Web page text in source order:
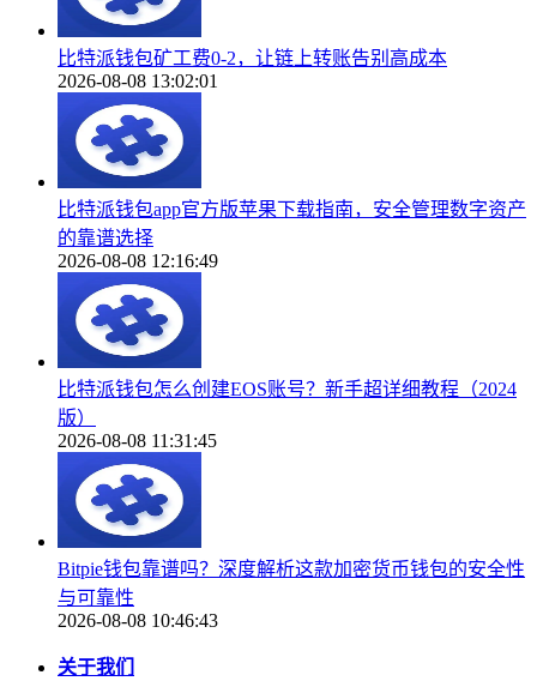
比特派钱包矿工费0-2，让链上转账告别高成本
2026-08-08 13:02:01
比特派钱包app官方版苹果下载指南，安全管理数字资产
的靠谱选择
2026-08-08 12:16:49
比特派钱包怎么创建EOS账号？新手超详细教程（2024
版）
2026-08-08 11:31:45
Bitpie钱包靠谱吗？深度解析这款加密货币钱包的安全性
与可靠性
2026-08-08 10:46:43
关于我们